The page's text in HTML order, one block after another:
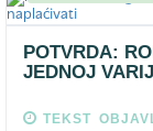
POTVRDA:
JEDNOJ
TEKST